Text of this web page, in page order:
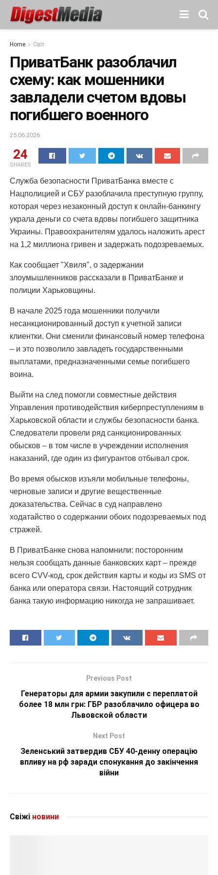
Home Світ
ПриватБанк разоблачил
схему: как мошенники
завладели счетом вдовы
погибшего военного
25.06.2026
24
SHARES
Служба безопасности ПриватБанка вместе с
Нацполицией и СБУ разоблачила преступную группу,
которая через незаконный доступ к онлайн-банкингу
украла деньги со счета вдовы погибшего защитника
Украины. Правоохранителям удалось наложить арест
на 1,2 миллиона гривен и задержать подозреваемых.
Как сообщает "Хвиля", о задержании
злоумышленников рассказали в ПриватБанке и
полиции Харьковщины.
В начале 2025 года мошенники получили
несанкционированный доступ к учетной записи
клиентки. Они сменили финансовый номер телефона
– и это позволило завладеть государственными
выплатами, предназначенными семье погибшего
воина.
Выйти на след помогли совместные действия
Управления противодействия киберпреступлениям в
Харьковской области и службы безопасности банка.
Следователи провели ряд санкционированных
обысков – в том числе в учреждении исполнения
наказаний, где один из фигурантов отбывал срок.
Во время обысков изъяли мобильные телефоны,
черновые записи и другие вещественные
доказательства. Сейчас в суд направлено
ходатайство о содержании обоих подозреваемых под
стражей.
В ПриватБанке снова напомнили: посторонним
нельзя сообщать данные банковских карт – прежде
всего CVV-код, срок действия карты и коды из SMS от
банка или оператора связи. Настоящий сотрудник
банка такую информацию никогда не запрашивает.
Previous Post
Генераторы для армии закупили с переплатой
более 18 млн грн: ГБР разоблачило офицера во
Львовской области
Next Post
Зеленський затвердив СБУ 40-денну операцію
впливу на рф заради спонукання до закінчення
війни
Свіжі новини